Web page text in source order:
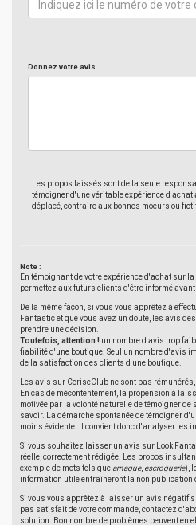
Donnez votre avis
Les propos laissés sont de la seule
témoigner d'une véritable expérience
déplacé, contraire aux bonnes moeurs ou
Note :
En témoignant de votre expérience d'achat sur
permettez aux futurs clients d'être informé avant
De la même façon, si vous vous apprêtez à
Fantastic et que vous avez un doute, les avis
prendre une décision.
Toutefois, attention ! un nombre d'avis trop
fiabilité d'une boutique. Seul un nombre d'avis
de la satisfaction des clients d'une boutique.
Les avis sur CeriseClub ne sont pas
En cas de mécontentement, la propension à
motivée par la volonté naturelle de témoigner de
savoir. La démarche spontanée de témoigner
moins évidente. Il convient donc d'analyser les
Si vous souhaitez laisser un avis sur Look
réelle, correctement rédigée. Les propos
exemple de mots tels que arnaque, escroquerie),
information utile entraîneront la non publication
Si vous vous apprêtez à laisser un avis négatif
pas satisfait de votre commande, contactez
solution. Bon nombre de problèmes peuvent en